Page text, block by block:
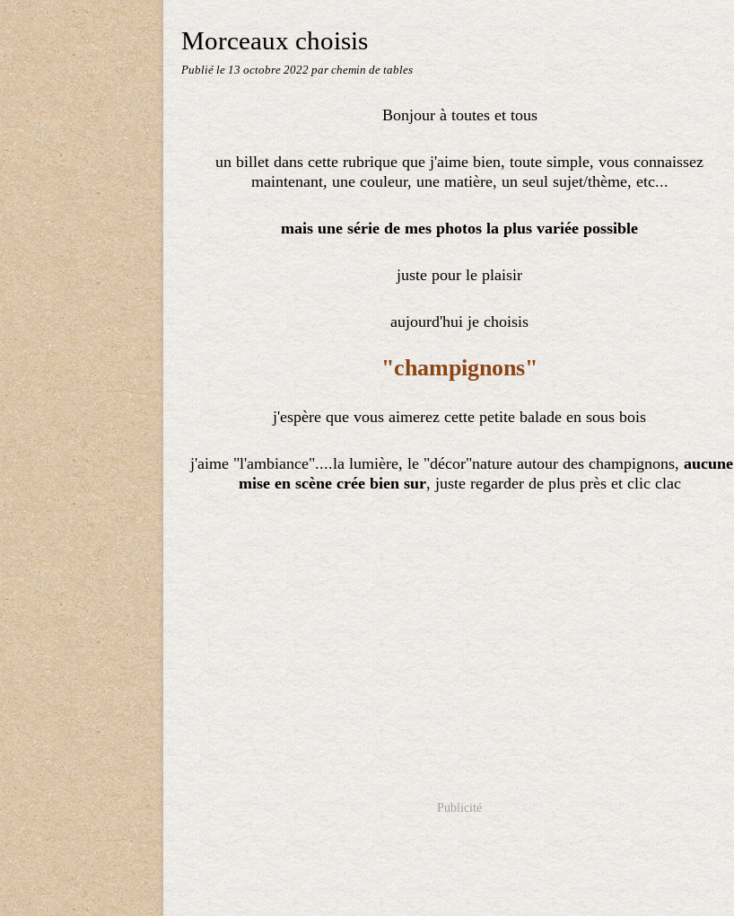
Morceaux choisis
Publié le 13 octobre 2022 par chemin de tables
Bonjour à toutes et tous
un billet dans cette rubrique que j'aime bien, toute simple, vous connaissez
maintenant, une couleur, une matière, un seul sujet/thème, etc...
mais une série de mes photos la plus variée possible
juste pour le plaisir
aujourd'hui je choisis
"champignons"
j'espère que vous aimerez cette petite balade en sous bois
j'aime "l'ambiance"....la lumière, le "décor"nature autour des champignons, aucune
mise en scène crée bien sur, juste regarder de plus près et clic clac
Publicité